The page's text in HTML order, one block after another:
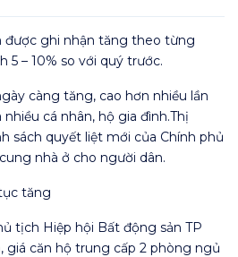
được ghi nhận tăng theo từng
– 10% so với quý trước.
càng tăng, cao hơn nhiều lần
cá nhân, hộ gia đình.Thị
sách quyết liệt mới của Chính phủ
nhà ở cho người dân.
tăng
tịch Hiệp hội Bất động sản TP
giá căn hộ trung cấp 2 phòng ngủ